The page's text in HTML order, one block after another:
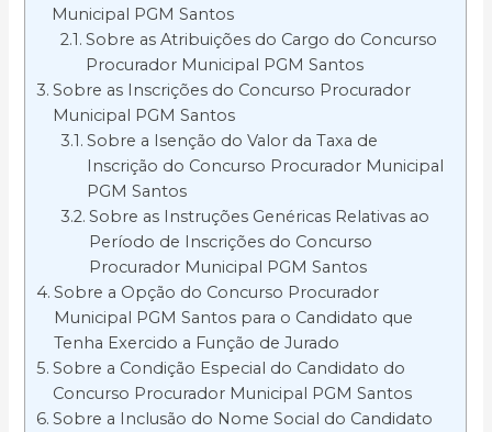
Municipal PGM Santos
Sobre as Atribuições do Cargo do Concurso
Procurador Municipal PGM Santos
Sobre as Inscrições do Concurso Procurador
Municipal PGM Santos
Sobre a Isenção do Valor da Taxa de
Inscrição do Concurso Procurador Municipal
PGM Santos
Sobre as Instruções Genéricas Relativas ao
Período de Inscrições do Concurso
Procurador Municipal PGM Santos
Sobre a Opção do Concurso Procurador
Municipal PGM Santos para o Candidato que
Tenha Exercido a Função de Jurado
Sobre a Condição Especial do Candidato do
Concurso Procurador Municipal PGM Santos
Sobre a Inclusão do Nome Social do Candidato